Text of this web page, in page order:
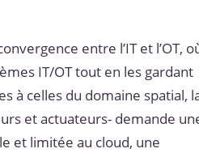
entre l’IT et l’OT,
IT/OT tout en les gardant
à celles du domaine spatial,
et actuateurs- demande
et limitée au cloud, une